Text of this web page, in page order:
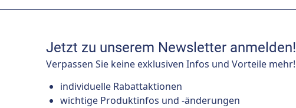
Jetzt zu unserem Newsletter anmelden!
Verpassen Sie keine exklusiven Infos und Vorteile mehr!
individuelle Rabattaktionen
wichtige Produktinfos und -änderungen